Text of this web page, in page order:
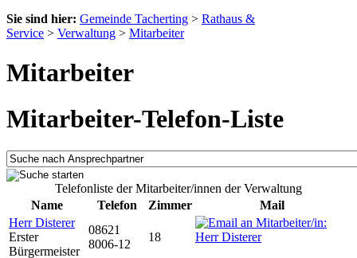
Sie sind hier: Gemeinde Tacherting > Rathaus &
Service > Verwaltung > Mitarbeiter
Mitarbeiter
Mitarbeiter-Telefon-Liste
Telefonliste der Mitarbeiter/innen der Verwaltung
Name
Telefon Zimmer
Mail
Herr Disterer
Erster
Bürgermeister
08621
8006-12
18